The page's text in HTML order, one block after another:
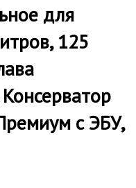
для
125
с ЭБУ,